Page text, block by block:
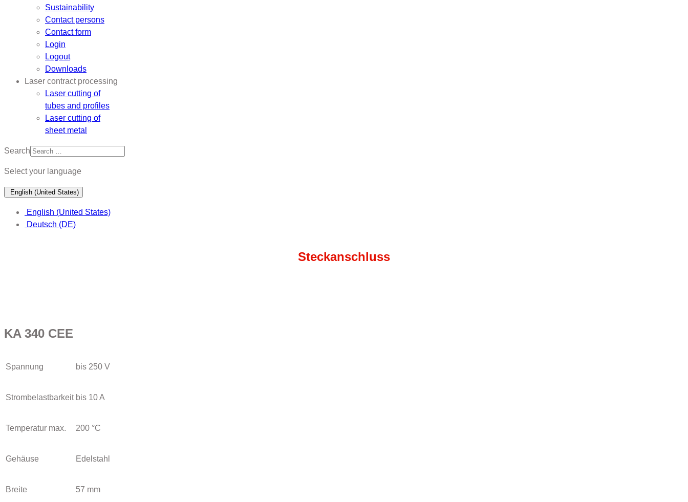
Sustainability
Contact persons
Contact form
Login
Logout
Downloads
Laser contract processing
Laser cutting of
tubes and profiles
Laser cutting of
sheet metal
Search
Select your language
English (United States)
English (United States)
Deutsch (DE)
Steckanschluss
KA 340 CEE
Spannung bis 250 V
Strombelastbarkeit bis 10 A
Temperatur max. 200 °C
Gehäuse Edelstahl
Breite 57 mm